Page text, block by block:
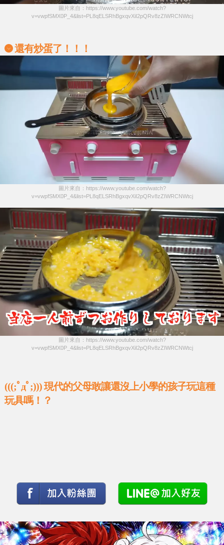
圖片來自：https://www.youtube.com/watch?
v=vwpfSMX0P_4&list=PL8qELSRhBgxqvXiI2pQRv8zZIWRCNWtcj
還有炒蛋了！！！
圖片來自：https://www.youtube.com/watch?
v=vwpfSMX0P_4&list=PL8qELSRhBgxqvXiI2pQRv8zZIWRCNWtcj
圖片來自：https://www.youtube.com/watch?
v=vwpfSMX0P_4&list=PL8qELSRhBgxqvXiI2pQRv8zZIWRCNWtcj
(((;ﾟдﾟ;))) 現代的父母敢讓還沒上小學的孩子玩這種
玩具嗎！？